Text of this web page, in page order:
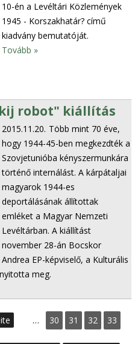
10-én a Levéltári Közlemények
1945 - Korszakhatár? című
kiadvány bemutatóját.
Tovább »
robot" kiállítás
2015.11.20. Több mint 70 éve,
hogy 1944-45-ben megkezdték a
Szovjetunióba kényszermunkára
történő internálást. A kárpátaljai
magyarok 1944-es
deportálásának állítottak
emléket a Magyar Nemzeti
Levéltárban. A kiállítást
november 28-án Bocskor
Andrea EP-képviselő, a Kulturális
meg.
… 30 31 32 33